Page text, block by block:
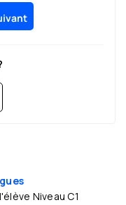
17:30
18:30
Niveau C1